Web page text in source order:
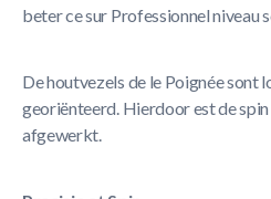
beter ce sur Professionnel niveau
De houtvezels de le Poignée sont
georiënteerd. Hierdoor est de
afgewerkt.